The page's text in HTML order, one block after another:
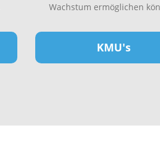
Wachstum ermöglichen
KMU's